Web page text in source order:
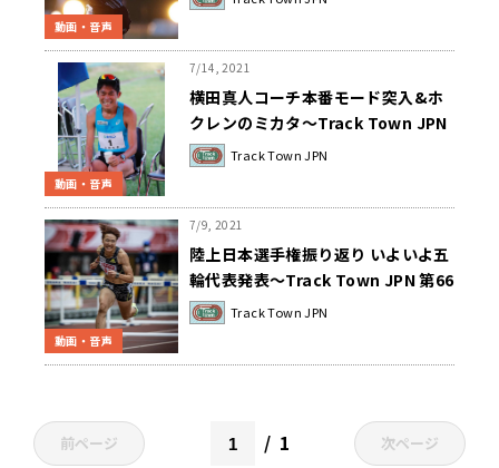
動画・音声
月16日
動画・音声
7/14, 2021
横田真人コーチ本番モード突入&ホ
クレンのミカタ～Track Town JPN
第67回 2021年7月9日
Track Town JPN
動画・音声
7/9, 2021
陸上日本選手権振り返り いよいよ五
輪代表発表～Track Town JPN 第66
回 2021年7月2日
Track Town JPN
前ページ 1 次ページ